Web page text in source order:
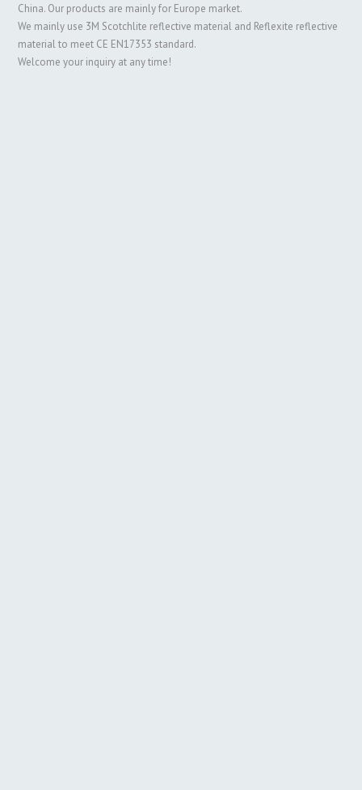
China. Our products are mainly for Europe market.
We mainly use 3M Scotchlite reflective material and Reflexite reflective
material to meet CE EN17353 standard.
Welcome your inquiry at any time!